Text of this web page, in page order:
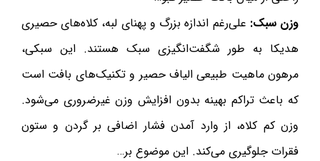
وزن سبک: علی‌رغم اندازه بزرگ و پهنای لبه، کلاه‌های حصیری
هدیکا به طور شگفت‌انگیزی سبک هستند. این سبکی،
مرهون ماهیت طبیعی الیاف حصیر و تکنیک‌های بافت است
که باعث تراکم بهینه بدون افزایش وزن غیرضروری می‌شود.
وزن کم کلاه، از وارد آمدن فشار اضافی بر گردن و ستون
فقرات جلوگیری می‌کند. این موضوع بر…